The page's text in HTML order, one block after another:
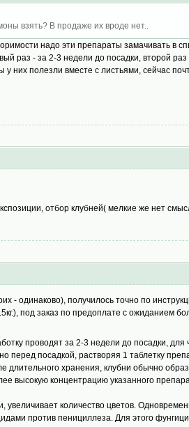
взять? В продаже их вроде нет..
надо эти препараты замачивать в
раз - за 2-3 недели до посадки, второй
них полезли вместе с листьями, сейчас
отбор клубней( мелкие же нет
- одинаково), получилось точно по
под заказ по предоплате с ожиданием
проводят за 2-3 недели до посадки, для
перед посадкой, растворяя 1 таблетку
длительного хранения, клубни обычно
высокую концентрацию указанного
увеличивает количество цветов.
против пенициллеза. Для этого